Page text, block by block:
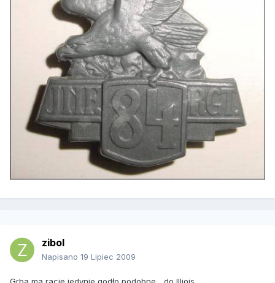
zibol
Napisano 19 Lipiec 2009